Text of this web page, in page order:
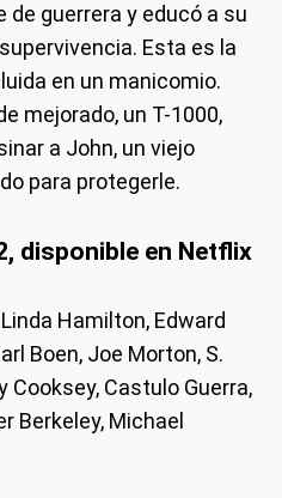
guerrera y educó a su
Esta es la
en un manicomio.
mejorado, un T-1000,
a John, un viejo
para protegerle.
disponible en Netflix
Hamilton, Edward
Boen, Joe Morton, S.
Cooksey, Castulo Guerra,
Berkeley, Michael